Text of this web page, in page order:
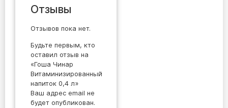
Отзывы
Отзывов пока нет.
Будьте первым, кто
оставил отзыв на
«Гоша Чинар
Витаминизированный
напиток 0,4 л»
Ваш адрес email не
будет опубликован.